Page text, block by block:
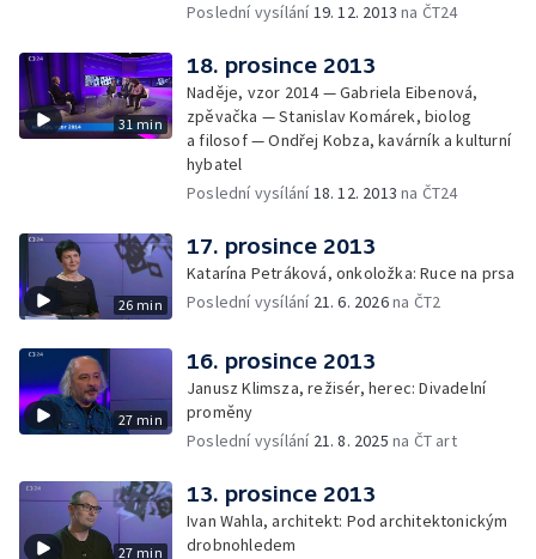
Poslední vysílání19. 12. 2013 na ČT24
31 min
18. prosince 2013
Naděje, vzor 2014 — Gabriela Eibenová,
zpěvačka — Stanislav Komárek, biolog
a filosof — Ondřej Kobza, kavárník a kulturní
hybatel
Poslední vysílání18. 12. 2013 na ČT24
26 min
17. prosince 2013
Katarína Petráková, onkoložka: Ruce na prsa
Poslední vysílání 21. 6. 2026na ČT2
27 min
16. prosince 2013
Janusz Klimsza, režisér, herec: Divadelní
proměny
Poslední vysílání 21. 8. 2025 na ČT art
27 min
13. prosince 2013
Ivan Wahla, architekt: Pod architektonickým
drobnohledem